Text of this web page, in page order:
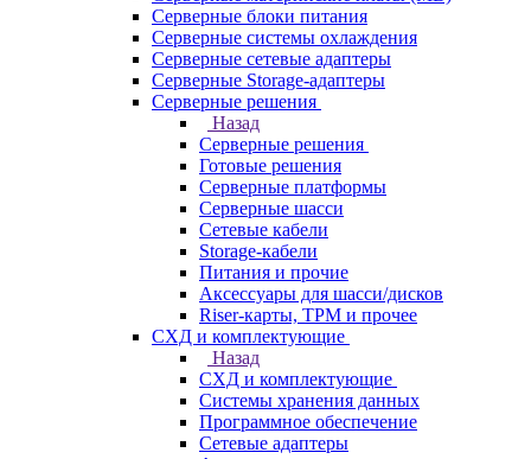
Серверные блоки питания
Серверные системы охлаждения
Серверные сетевые адаптеры
Серверные Storage-адаптеры
Серверные решения
Назад
Серверные решения
Готовые решения
Серверные платформы
Серверные шасси
Сетевые кабели
Storage-кабели
Питания и прочие
Аксессуары для шасси/дисков
Riser-карты, TPM и прочее
СХД и комплектующие
Назад
СХД и комплектующие
Системы хранения данных
Программное обеспечение
Сетевые адаптеры